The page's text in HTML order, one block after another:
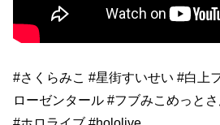
#さくらみこ #星街すいせい #白上
ローゼンタール #フブみこめっと